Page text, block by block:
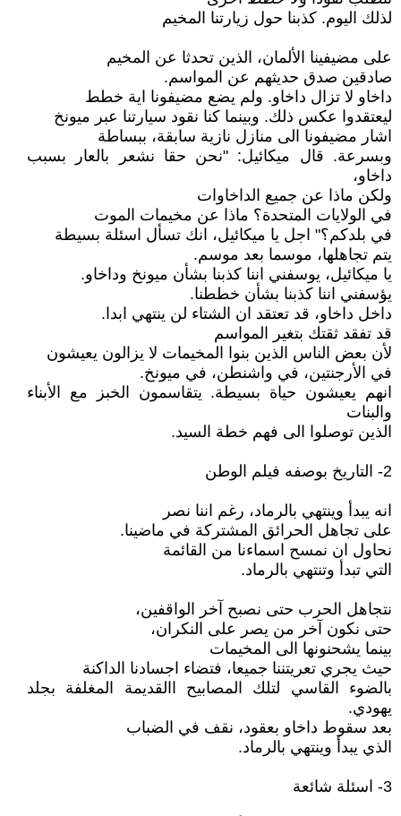
لذلك اليوم. كذبنا حول زيارتنا المخيم
على مضيفينا الألمان، الذين تحدثا عن المخيم
صادقين صدق حديثهم عن المواسم.
داخاو لا تزال داخاو. ولم يضع مضيفونا اية خطط
ليعتقدوا عكس ذلك. وبينما كنا نقود سيارتنا عبر ميونخ
اشار مضيفونا الى منازل نازية سابقة، ببساطة
وبسرعة. قال ميكائيل: "نحن حقا نشعر بالعار بسبب
داخاو،
ولكن ماذا عن جميع الداخاوات
في الولايات المتحدة؟ ماذا عن مخيمات الموت
في بلدكم؟" اجل يا ميكائيل، انك تسأل اسئلة بسيطة
يتم تجاهلها، موسما بعد موسم.
يا ميكائيل، يوسفني اننا كذبنا بشأن ميونخ وداخاو.
يؤسفني اننا كذبنا بشأن خططنا.
داخل داخاو، قد تعتقد ان الشتاء لن ينتهي ابدا.
قد تفقد ثقتك بتغير المواسم
لأن بعض الناس الذين بنوا المخيمات لا يزالون يعيشون
في الأرجنتين، في واشنطن، في ميونخ.
انهم يعيشون حياة بسيطة. يتقاسمون الخبز مع الأبناء
والبنات
الذين توصلوا الى فهم خطة السيد.
2- التاريخ بوصفه فيلم الوطن
انه يبدأ وينتهي بالرماد، رغم اننا نصر
على تجاهل الحرائق المشتركة في ماضينا.
نحاول ان نمسح اسماءنا من القائمة
التي تبدأ وتنتهي بالرماد.
نتجاهل الحرب حتى نصبح آخر الواقفين،
حتى نكون آخر من يصر على النكران،
بينما يشحنونها الى المخيمات
حيث يجري تعريتننا جميعا، فتضاء اجسادنا الداكنة
بالضوء القاسي لتلك المصابيح االقديمة المغلفة بجلد
يهودي.
بعد سقوط داخاو بعقود، نقف في الضباب
الذي يبدأ وينتهي بالرماد.
3- اسئلة شائعة